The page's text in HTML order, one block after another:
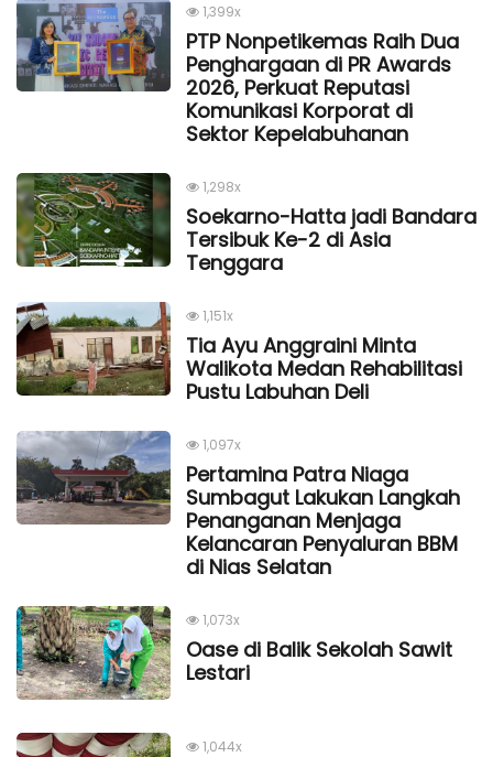
1,399x
PTP Nonpetikemas Raih Dua
Penghargaan di PR Awards
2026, Perkuat Reputasi
Komunikasi Korporat di
Sektor Kepelabuhanan
1,298x
Soekarno-Hatta jadi Bandara
Tersibuk Ke-2 di Asia
Tenggara
1,151x
Tia Ayu Anggraini Minta
Walikota Medan Rehabilitasi
Pustu Labuhan Deli
1,097x
Pertamina Patra Niaga
Sumbagut Lakukan Langkah
Penanganan Menjaga
Kelancaran Penyaluran BBM
di Nias Selatan
1,073x
Oase di Balik Sekolah Sawit
Lestari
1,044x